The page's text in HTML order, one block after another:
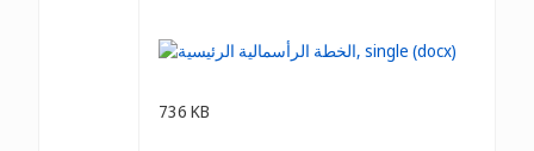
736 KB